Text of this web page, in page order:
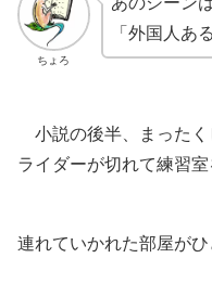
ちょろ
「外国人あ
小説の後半、まったく
ライダーが切れて練習室
連れていかれた部屋が